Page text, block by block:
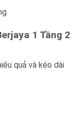
1 Tầng 2
quả và kéo dài